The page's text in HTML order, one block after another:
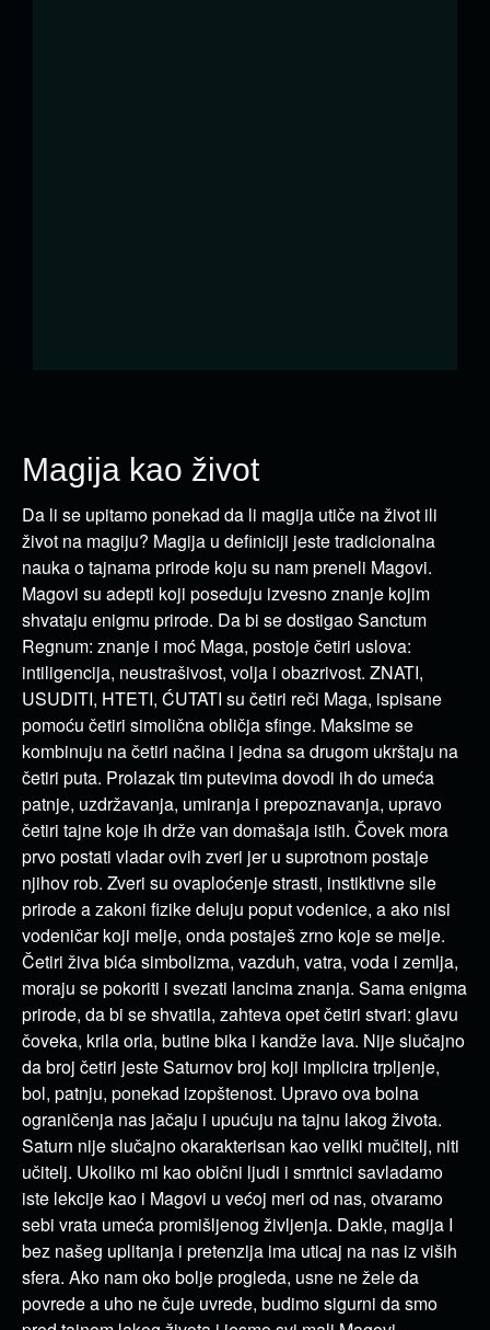
Magija kao život
Da li se upitamo ponekad da li magija utiče na život ili
život na magiju? Magija u definiciji jeste tradicionalna
nauka o tajnama prirode koju su nam preneli Magovi.
Magovi su adepti koji poseduju izvesno znanje kojim
shvataju enigmu prirode. Da bi se dostigao Sanctum
Regnum: znanje i moć Maga, postoje četiri uslova:
intiligencija, neustrašivost, volja i obazrivost. ZNATI,
USUDITI, HTETI, ĆUTATI su četiri reči Maga, ispisane
pomoću četiri simolična obličja sfinge. Maksime se
kombinuju na četiri načina i jedna sa drugom ukrštaju na
četiri puta. Prolazak tim putevima dovodi ih do umeća
patnje, uzdržavanja, umiranja i prepoznavanja, upravo
četiri tajne koje ih drže van domašaja istih. Čovek mora
prvo postati vladar ovih zveri jer u suprotnom postaje
njihov rob. Zveri su ovaploćenje strasti, instiktivne sile
prirode a zakoni fizike deluju poput vodenice, a ako nisi
vodeničar koji melje, onda postaješ zrno koje se melje.
Četiri živa bića simbolizma, vazduh, vatra, voda i zemlja,
moraju se pokoriti i svezati lancima znanja. Sama enigma
prirode, da bi se shvatila, zahteva opet četiri stvari: glavu
čoveka, krila orla, butine bika i kandže lava. Nije slučajno
da broj četiri jeste Saturnov broj koji implicira trpljenje,
bol, patnju, ponekad izopštenost. Upravo ova bolna
ograničenja nas jačaju i upućuju na tajnu lakog života.
Saturn nije slučajno okarakterisan kao veliki mučitelj, niti
učitelj. Ukoliko mi kao obični ljudi i smrtnici savladamo
iste lekcije kao i Magovi u većoj meri od nas, otvaramo
sebi vrata umeća promišljenog življenja. Dakle, magija I
bez našeg uplitanja i pretenzija ima uticaj na nas iz viših
sfera. Ako nam oko bolje progleda, usne ne žele da
povrede a uho ne čuje uvrede, budimo sigurni da smo